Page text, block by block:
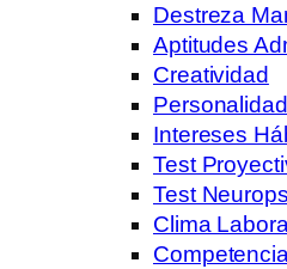
Destreza
Aptitudes
Creatividad
Intereses
Test
Test
Clima